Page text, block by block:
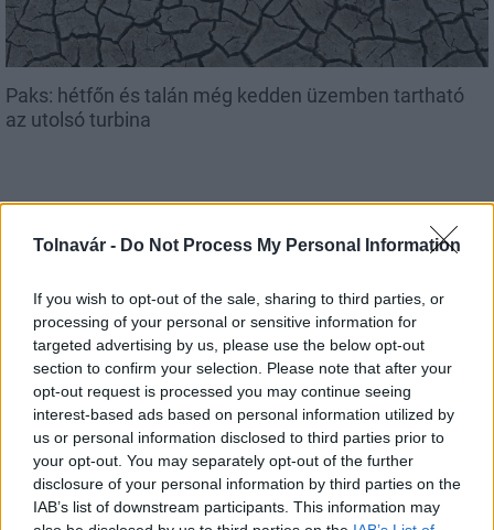
Tolnavár - Do Not Process My Personal Information
If you wish to opt-out of the sale, sharing to third parties, or
processing of your personal or sensitive information for
targeted advertising by us, please use the below opt-out
section to confirm your selection. Please note that after your
opt-out request is processed you may continue seeing
interest-based ads based on personal information utilized by
us or personal information disclosed to third parties prior to
your opt-out. You may separately opt-out of the further
disclosure of your personal information by third parties on the
IAB’s list of downstream participants. This information may
Paks: hétfőn és talán még kedden üzemben tartható
az utolsó turbina
Aktuális
Az atomerőmű egyetlen hatása a környezetre, hogy a
Duna vizét némileg felmelegíti